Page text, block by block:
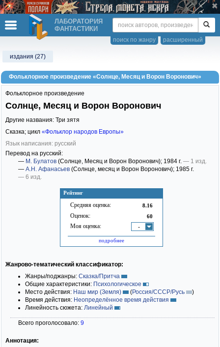
ЛАБОРАТОРИЯ
ФАНТАСТИКИ
расширенный
поиск по жанру
издания (27)
Фольклорное произведение «Солнце, Месяц и Ворон Воронович»
Рейтинг
Средняя оценка: 8.16
Оценок: 60
Моя оценка: -
подробнее
Фольклорное произведение
Солнце, Месяц и Ворон Воронович
Другие названия: Три зятя
Сказка; цикл «Фольклор народов Европы»
Язык написания: русский
Перевод на русский:
— М. Булатов (Солнце, Месяц и Ворон Воронович); 1984 г. — 1 изд.
— А.Н. Афанасьев (Солнце, месяц и Ворон Воронович); 1985 г.
— 6 изд.
Жанрово-тематический классификатор:
Жанры/поджанры: Сказка/Притча
Общие характеристики: Психологическое
Место действия: Наш мир (Земля) (Россия/СССР/Русь
)
Время действия: Неопределённое время действия
Линейность сюжета: Линейный
Всего проголосовало: 9
Аннотация: